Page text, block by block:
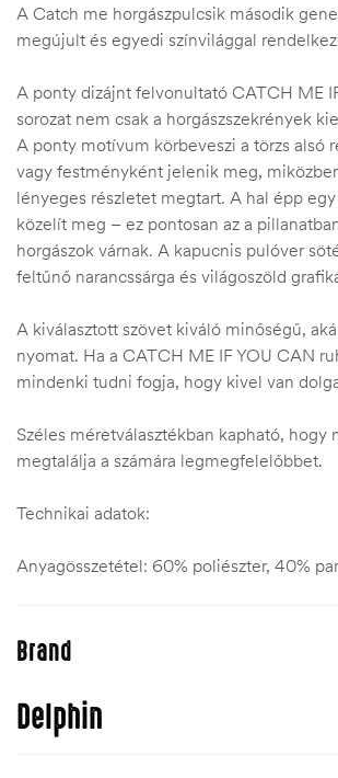
A Catch me horgászpulcsik második
megújult és egyedi színvilággal
A ponty dizájnt felvonultató CATCH ME
sorozat nem csak a horgászszekrények
A ponty motívum körbeveszi a törzs alsó
vagy festményként jelenik meg,
lényeges részletet megtart. A hal épp
közelít meg – ez pontosan az a
horgászok várnak. A kapucnis pulóver
feltűnő narancssárga és világoszöld
A kiválasztott szövet kiváló minőségű,
nyomat. Ha a CATCH ME IF YOU CAN
mindenki tudni fogja, hogy kivel van
Széles méretválasztékban kapható, hogy
megtalálja a számára legmegfelelőbbet.
Technikai adatok:
Anyagösszetétel: 60% poliészter, 40%
Brand
Delphin